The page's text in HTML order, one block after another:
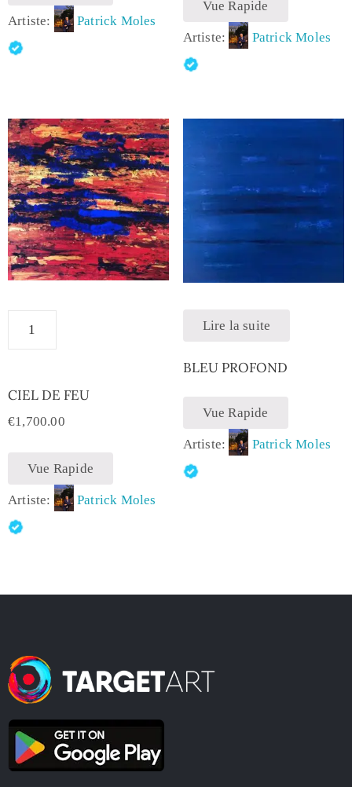
Artiste: Patrick Moles
Vue Rapide
Artiste: Patrick Moles
CIEL DE FEU
€1,700.00
Vue Rapide
Artiste: Patrick Moles
Lire la suite
BLEU PROFOND
Vue Rapide
Artiste: Patrick Moles